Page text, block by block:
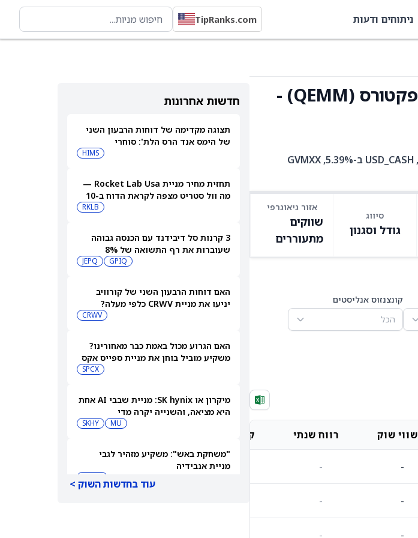
ניתוחים ודעות TipRanks.com
ספיידר MSCI אמירג'ינג מארקטס סטרטג'יק-פקטורס (QEMM) -
QEMM היא קרן סל עם 828 אחזקות. בין האחזקות המובילות: TW:2330 ב-6.29%, USD_CASH ב-5.39%, GVMXX
סיווג
גודל וסגנון
אזור גיאוגרפי
שווקים
מתעוררים
קונצנזוס אנליסטים
הכל
שווי שוק רווח שנתי קונצנזוס אנליסטים
-
-
-
-
-
-
-
חדשות אחרונות
תצוגה מקדימה של דוחות הרבעון השני
של הימס אנד הרס הלת': סוחרי
האופציות נערכים לתנועה של 14.5%HIMS
תחזית מחיר מניית Rocket Lab Usa —
מה וול סטריט מצפה לקראת הדוח ב-10
RKLB
3 קרנות סל דיבידנד עם הכנסה גבוהה
שעוברות את רף התשואה של 8%
GPIQ
JEPQ
האם דוחות הרבעון השני של קורוויב
יניעו את מניית CRWV כלפי מעלה?
CRWV
האם הגרוע מכול באמת כבר מאחורינו?
משקיע מוביל בוחן את מניית ספייס אקס
SPCX
מיקרון או SK hynix: מניית שבבי AI אחת
היא מציאה, והשנייה יקרה מדי
MU
SKHY
"משחקת באש": משקיע מזהיר לגבי
מניית אנבידיה
עוד בחדשות השוק >